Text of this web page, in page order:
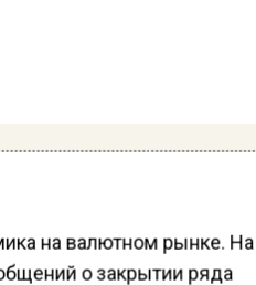
на валютном рынке. На
о закрытии ряда